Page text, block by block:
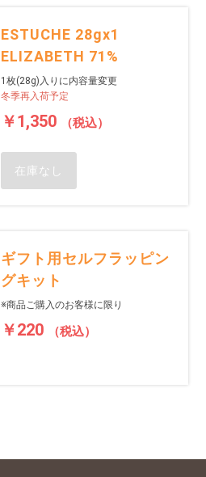
ESTUCHE 28gx1
ELIZABETH 71%
1枚(28g)入りに内容量変更
冬季再入荷予定
￥1,350 （税込）
在庫なし
ギフト用セルフラッピン
グキット
※商品ご購入のお客様に限り
￥220 （税込）